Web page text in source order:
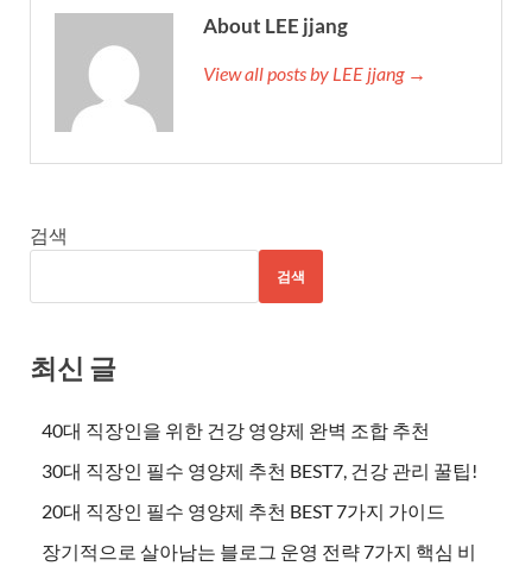
About LEE jjang
View all posts by LEE jjang →
검색
검색
최신 글
40대 직장인을 위한 건강 영양제 완벽 조합 추천
30대 직장인 필수 영양제 추천 BEST7, 건강 관리 꿀팁!
20대 직장인 필수 영양제 추천 BEST 7가지 가이드
장기적으로 살아남는 블로그 운영 전략 7가지 핵심 비